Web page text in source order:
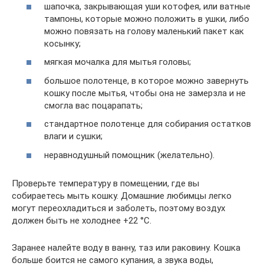
шапочка, закрывающая уши котофея, или ватные
тампоны, которые можно положить в ушки, либо
можно повязать на голову маленький пакет как
косынку;
мягкая мочалка для мытья головы;
большое полотенце, в которое можно завернуть
кошку после мытья, чтобы она не замерзла и не
смогла вас поцарапать;
стандартное полотенце для собирания остатков
влаги и сушки;
неравнодушный помощник (желательно).
Проверьте температуру в помещении, где вы
собираетесь мыть кошку. Домашние любимцы легко
могут переохладиться и заболеть, поэтому воздух
должен быть не холоднее +22 °С.
Заранее налейте воду в ванну, таз или раковину. Кошка
больше боится не самого купания, а звука воды,